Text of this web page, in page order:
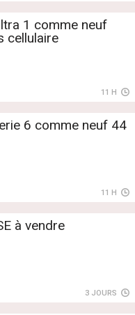
1 comme neuf
cellulaire
11 H
6 comme neuf 44
11 H
à vendre
3 JOURS